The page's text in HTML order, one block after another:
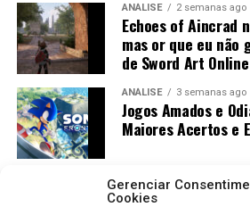
Gerenciar
Cookies
ANÁLISE 2 semanas ago
Echoes of Aincrad
mas or que eu não
de Sword Art Online
ANÁLISE 3 semanas ago
Jogos Amados e
Maiores Acertos e